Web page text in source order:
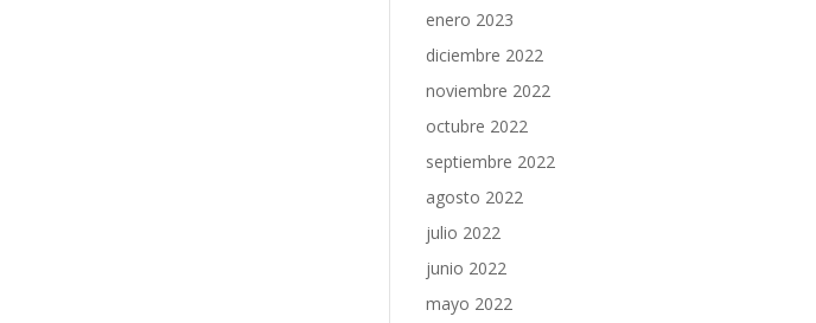
enero 2023
diciembre 2022
noviembre 2022
octubre 2022
septiembre 2022
agosto 2022
julio 2022
junio 2022
mayo 2022